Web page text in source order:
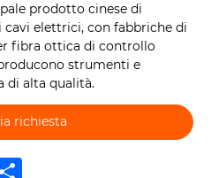
prodotto cinese di
elettrici, con fabbriche di
fibra ottica di controllo
strumenti e
di alta qualità.
richiesta